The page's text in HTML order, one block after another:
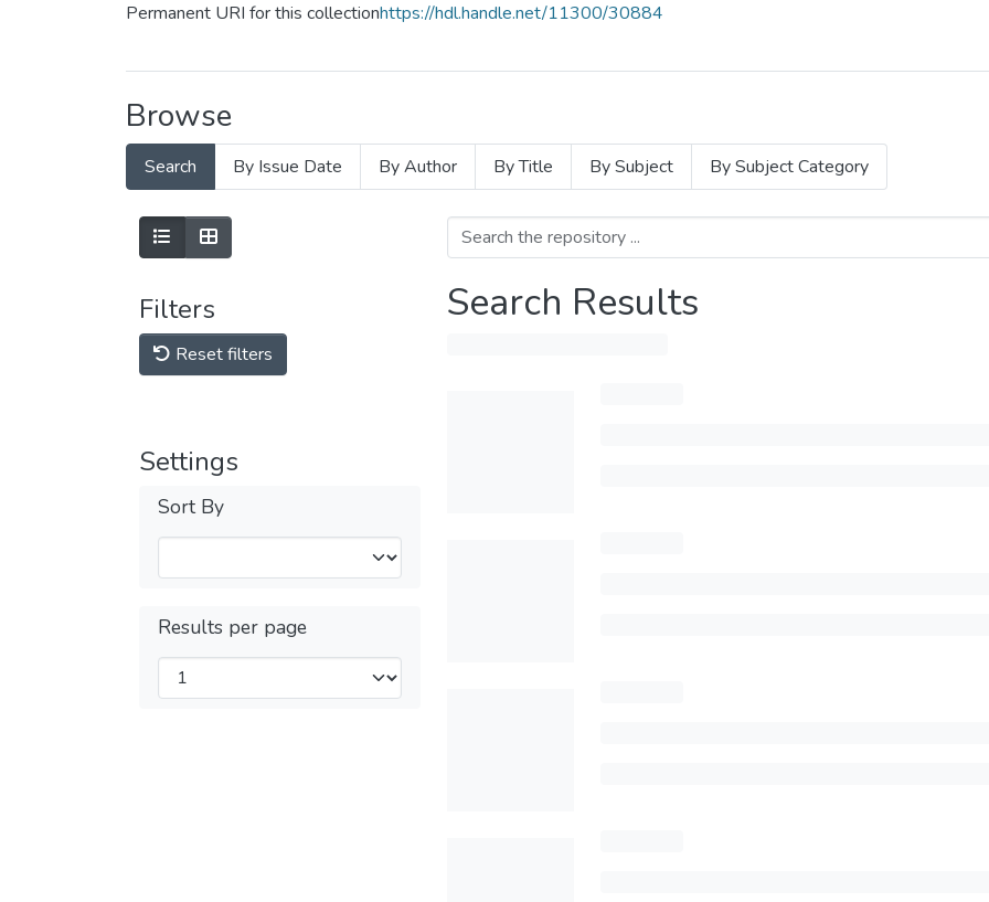
Permanent URI for this collectionhttps://hdl.handle.net/11300/30884
Browse
Search By Issue Date By Author By Title By Subject By Subject Category
Filters
Reset filters
Settings
Sort By
Results per page
Search Results